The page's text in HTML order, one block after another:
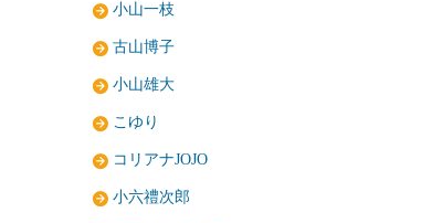
小山一枝
古山博子
小山雄大
こゆり
コリアナJOJO
小六禮次郎